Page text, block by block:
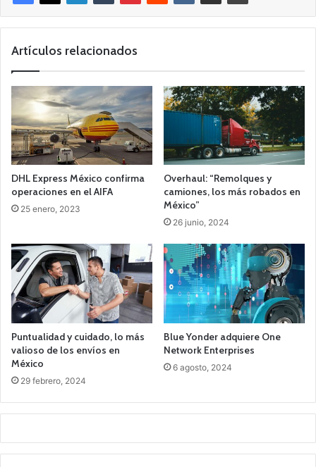
Artículos relacionados
DHL Express México confirma
operaciones en el AIFA
25 enero, 2023
Overhaul: “Remolques y
camiones, los más robados en
México”
26 junio, 2024
Puntualidad y cuidado, lo más
valioso de los envíos en
México
29 febrero, 2024
Blue Yonder adquiere One
Network Enterprises
6 agosto, 2024